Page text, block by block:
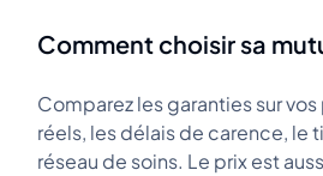
Comment choisir sa
Comparez les garanties sur
réels, les délais de carence, le
réseau de soins. Le prix est